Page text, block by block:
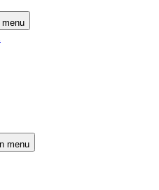
menu
menu